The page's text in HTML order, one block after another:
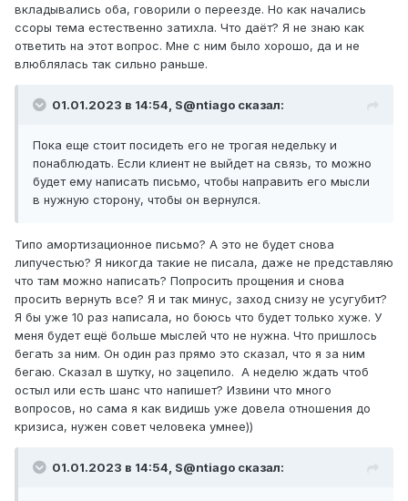
вкладывались оба, говорили о переезде. Но как начались
ссоры тема естественно затихла. Что даёт? Я не знаю как
ответить на этот вопрос. Мне с ним было хорошо, да и не
влюблялась так сильно раньше.
01.01.2023 в 14:54, S@ntiago сказал:
Пока еще стоит посидеть его не трогая недельку и
понаблюдать. Если клиент не выйдет на связь, то можно
будет ему написать письмо, чтобы направить его мысли
в нужную сторону, чтобы он вернулся.
Типо амортизационное письмо? А это не будет снова
липучестью? Я никогда такие не писала, даже не представляю
что там можно написать? Попросить прощения и снова
просить вернуть все? Я и так минус, заход снизу не усугубит?
Я бы уже 10 раз написала, но боюсь что будет только хуже. У
меня будет ещё больше мыслей что не нужна. Что пришлось
бегать за ним. Он один раз прямо это сказал, что я за ним
бегаю. Сказал в шутку, но зацепило. А неделю ждать чтоб
остыл или есть шанс что напишет? Извини что много
вопросов, но сама я как видишь уже довела отношения до
кризиса, нужен совет человека умнее))
01.01.2023 в 14:54, S@ntiago сказал: